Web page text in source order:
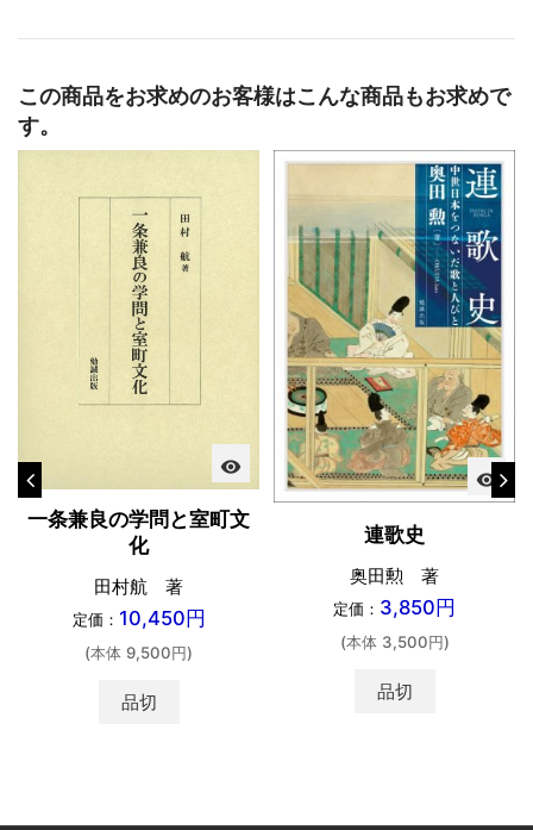
この商品をお求めのお客様はこんな商品もお求めで
す。
visibility
一条兼良の学問と室町文
化
田村航 著
定価： 10,450円
(本体 9,500円)
品切
visibility
連歌史
奥田勲 著
定価： 3,850円
(本体 3,500円)
品切